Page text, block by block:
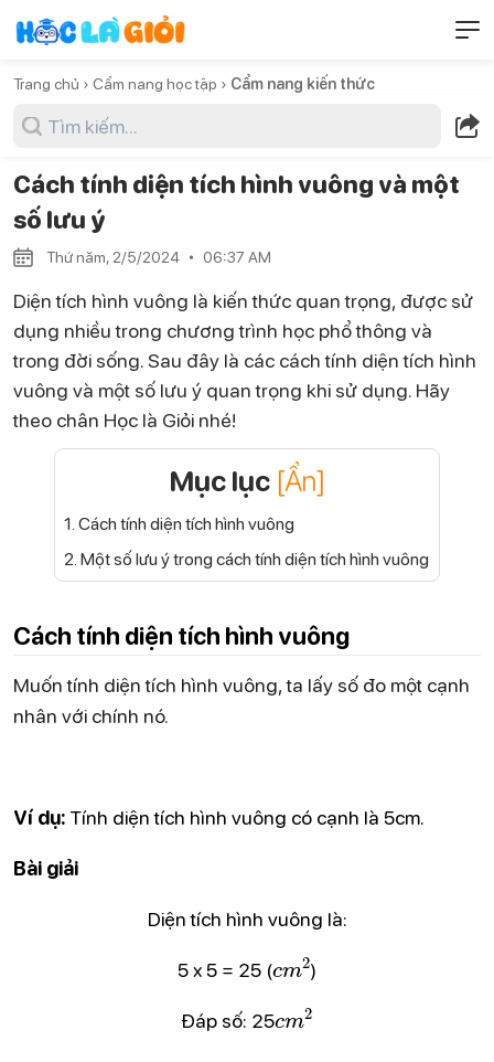
Trang chủ › Cẩm nang học tập › Cẩm nang kiến thức
Cách tính diện tích hình vuông và một
số lưu ý
Thứ năm, 2/5/2024 06:37 AM
Diện tích hình vuông là kiến thức quan trọng, được sử
dụng nhiều trong chương trình học phổ thông và
trong đời sống. Sau đây là các cách tính diện tích hình
vuông và một số lưu ý quan trọng khi sử dụng. Hãy
theo chân Học là Giỏi nhé!
Mục lục [Ẩn]
1. Cách tính diện tích hình vuông
2. Một số lưu ý trong cách tính diện tích hình vuông
Cách tính diện tích hình vuông
Muốn tính diện tích hình vuông, ta lấy số đo một cạnh
nhân với chính nó.
Ví dụ: Tính diện tích hình vuông có cạnh là 5cm.
Bài giải
Diện tích hình vuông là:
5 x 5 = 25 (
2
)
Đáp số: 25
2